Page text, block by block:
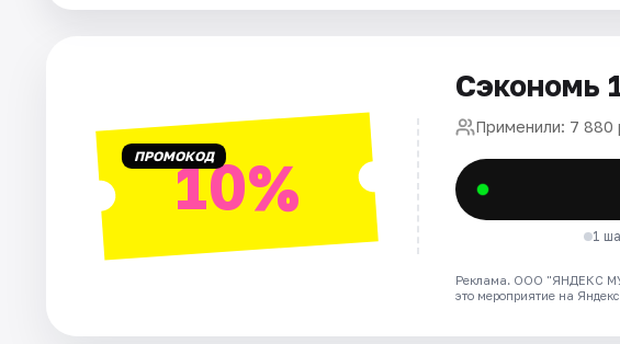
Города
Рейтинги ПРОМОКОД10%
Сэкономь
Применили: 7 880
1
Реклама. ООО "ЯНДЕКС
это мероприятие на